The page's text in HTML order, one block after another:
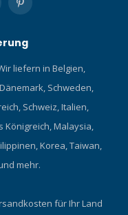
liefern in Belgien,
Schweden,
Schweiz, Italien,
Königreich, Malaysia,
Korea, Taiwan,
mehr.
für Ihr Land